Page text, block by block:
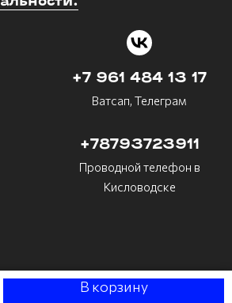
В корзину
+7 961 484 13 17
Ватсап, Телеграм
+78793723911
Проводной телефон в
Кисловодске